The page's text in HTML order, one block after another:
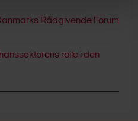
Rådgivende Forum
rolle i den